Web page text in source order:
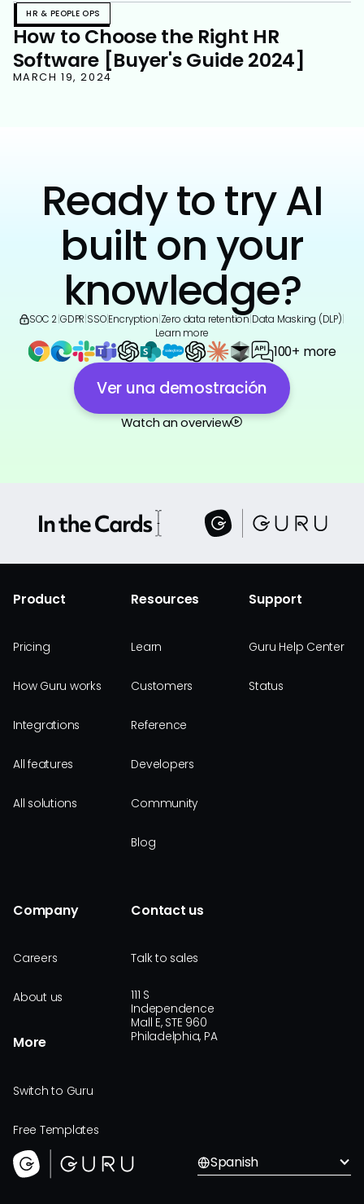
HR & PEOPLE OPS
How to Choose the Right HR
Software [Buyer's Guide 2024]
MARCH 19, 2024
Ready to try AI
built on your
knowledge?
SOC 2 GDPR SSO|Encryption Zero data retention Data Masking (DLP)
Learn more
100+ more
Ver una demostración
Watch an overview
Product
Pricing
How Guru works
Integrations
All features
All solutions
Resources
Learn
Customers
Reference
Developers
Community
Blog
Support
Guru Help Center
Status
Company
Careers
About us
More
Switch to Guru
Free Templates
Contact us
Talk to sales
111 S
Independence
Mall E, STE 960
Philadelphia, PA
Spanish